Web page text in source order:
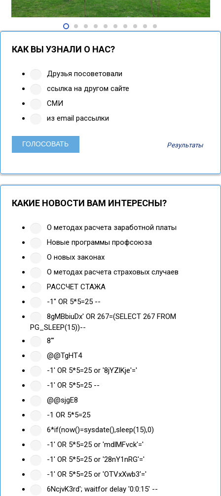
КАК ВЫ УЗНАЛИ О НАС?
Друзья посоветовали
ссылка на другом сайте
СМИ
из email рассылки
Результаты
КАКИЕ НОВОСТИ ВАМ ИНТЕРЕСНЫ?
О методах расчета заработной платы
Новые программы профсоюза
О новых законах
О методах расчета страховых случаев
РАССЧЕТ СТАЖА
-1" OR 5*5=25 --
8gMBbiuDx' OR 267=(SELECT 267 FROM
PG_SLEEP(15))--
8'"
@@TgHT4
-1' OR 5*5=25 or '8jYZlKje'='
-1' OR 5*5=25 --
@@sjgE8
-1 OR 5*5=25
6*if(now()=sysdate(),sleep(15),0)
-1' OR 5*5=25 or 'mdlMFvck'='
-1' OR 5*5=25 or '28nY1nRG'='
-1' OR 5*5=25 or 'OTVxXwb3'='
6NcjvK3rd'; waitfor delay '0:0:15' --